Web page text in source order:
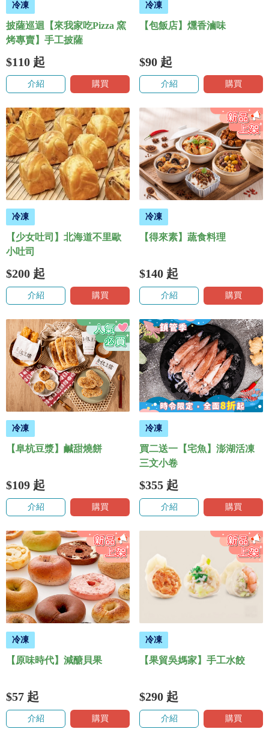
冷凍
披薩巡迴【來我家吃Pizza 窯
烤專賣】手工披薩
$110 起
介紹 購買
冷凍
【包飯店】燻香滷味
$90 起
介紹 購買
冷凍
【少女吐司】北海道不里歐
小吐司
$200 起
介紹 購買
冷凍
【得來素】蔬食料理
$140 起
介紹 購買
冷凍
【阜杭豆漿】鹹甜燒餅
$109 起
介紹 購買
冷凍
買二送一【宅魚】澎湖活凍
三文小卷
$355 起
介紹 購買
冷凍
【原味時代】減醣貝果
$57 起
介紹 購買
冷凍
【果貿吳媽家】手工水餃
$290 起
介紹 購買